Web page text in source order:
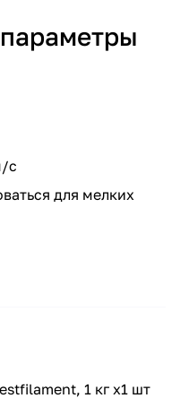
с
для мелких
1 кг х1 шт